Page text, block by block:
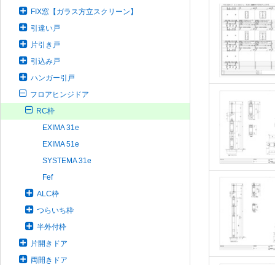
FIX窓【ガラス方立スクリーン】
引違い戸
片引き戸
引込み戸
ハンガー引戸
フロアヒンジドア
RC枠
EXIMA 31e
EXIMA 51e
SYSTEMA 31e
Fef
ALC枠
つらいち枠
半外付枠
片開きドア
両開きドア